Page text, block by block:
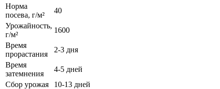
Норма
посева, г/м²
40
Урожайность,
г/м²
1600
Время
прорастания
2-3 дня
Время
затемнения
4-5 дней
Сбор урожая
10-13 дней